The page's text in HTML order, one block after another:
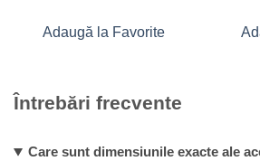
Adaugă la Favorite
Întrebări frecvente
Care sunt dimensiunile exacte ale